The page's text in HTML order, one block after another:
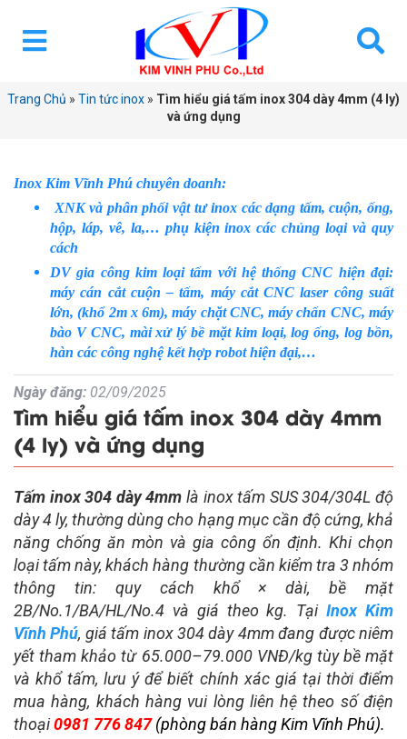
Trang Chủ » Tin tức inox » Tìm hiểu giá tấm inox 304 dày 4mm (4 ly)
và ứng dụng
Inox Kim Vĩnh Phú chuyên doanh:
XNK và phân phối vật tư inox các dạng tấm, cuộn, ống,
hộp, láp, vê, la,… phụ kiện inox các chủng loại và quy
cách
DV gia công kim loại tấm với hệ thống CNC hiện đại:
máy cán cắt cuộn – tấm, máy cắt CNC laser công suất
lớn, (khổ 2m x 6m), máy chặt CNC, máy chấn CNC, máy
bào V CNC, mài xử lý bề mặt kim loại, log ống, log bồn,
hàn các công nghệ kết hợp robot hiện đại,…
Ngày đăng: 02/09/2025
Tìm hiểu giá tấm inox 304 dày 4mm
(4 ly) và ứng dụng
Tấm inox 304 dày 4mm là inox tấm SUS 304/304L độ
dày 4 ly, thường dùng cho hạng mục cần độ cứng, khả
năng chống ăn mòn và gia công ổn định. Khi chọn
loại tấm này, khách hàng thường cần kiểm tra 3 nhóm
thông tin: quy cách khổ × dài, bề mặt
2B/No.1/BA/HL/No.4 và giá theo kg. TạiInox Kim
Vĩnh Phú, giá tấm inox 304 dày 4mm đang được niêm
yết tham khảo từ 65.000–79.000 VNĐ/kgtùy bề mặt
và khổ tấm, lưu ý để biết chính xác giá tại thời điểm
mua hàng, khách hàng vui lòng liên hệ theo số điện
thoại0981 776 847 (phòng bán hàng Kim Vĩnh Phú).